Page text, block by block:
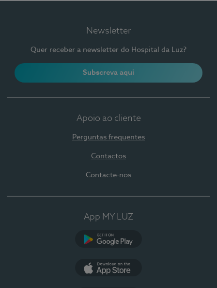
Newsletter
Quer receber a newsletter do Hospital da Luz?
Subscreva aqui
Apoio ao cliente
Perguntas frequentes
Contactos
Contacte-nos
App MY LUZ